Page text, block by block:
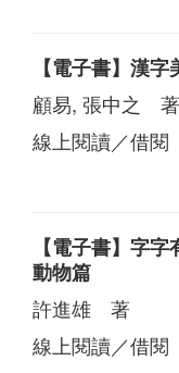
【電子書】漢字
顧易, 張中之 著
線上閱讀／借閱
【電子書】字
動物篇
許進雄 著
線上閱讀／借閱